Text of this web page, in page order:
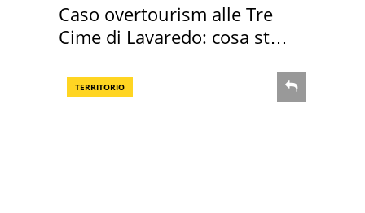
Caso overtourism alle Tre
Cime di Lavaredo: cosa sta
TERRITORIO